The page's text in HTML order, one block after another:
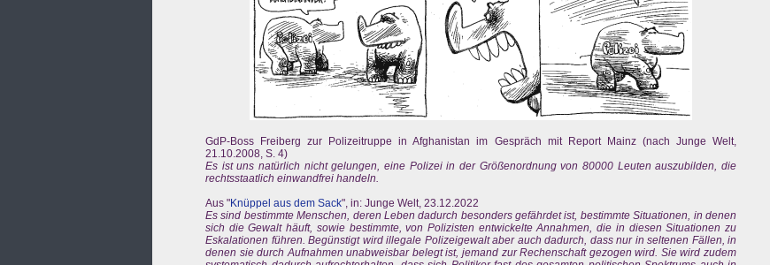
GdP-Boss Freiberg zur Polizeitruppe in Afghanistan im Gespräch mit Report Mainz (nach Junge Welt,
21.10.2008, S. 4)
Es ist uns natürlich nicht gelungen, eine Polizei in der Größenordnung von 80000 Leuten auszubilden, die
rechtsstaatlich einwandfrei handeln.
Aus "Knüppel aus dem Sack", in: Junge Welt, 23.12.2022
Es sind bestimmte Menschen, deren Leben dadurch besonders gefährdet ist, bestimmte Situationen, in denen
sich die Gewalt häuft, sowie bestimmte, von Polizisten entwickelte Annahmen, die in diesen Situationen zu
Eskalationen führen. Begünstigt wird illegale Polizeigewalt aber auch dadurch, dass nur in seltenen Fällen, in
denen sie durch Aufnahmen unabweisbar belegt ist, jemand zur Rechenschaft gezogen wird. Sie wird zudem